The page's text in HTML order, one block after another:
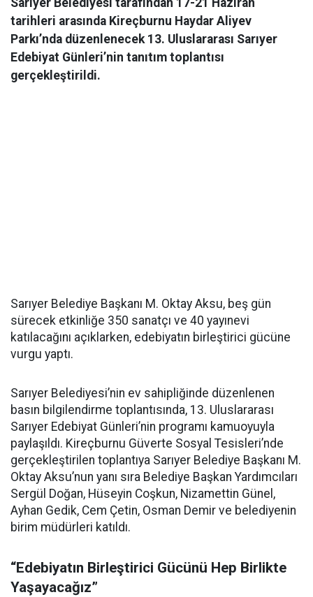
Sarıyer Belediyesi tarafından 17-21 Haziran
tarihleri arasında Kireçburnu Haydar Aliyev
Parkı’nda düzenlenecek 13. Uluslararası Sarıyer
Edebiyat Günleri’nin tanıtım toplantısı
gerçekleştirildi.
Sarıyer Belediye Başkanı M. Oktay Aksu, beş gün
sürecek etkinliğe 350 sanatçı ve 40 yayınevi
katılacağını açıklarken, edebiyatın birleştirici gücüne
vurgu yaptı.
Sarıyer Belediyesi’nin ev sahipliğinde düzenlenen
basın bilgilendirme toplantısında, 13. Uluslararası
Sarıyer Edebiyat Günleri’nin programı kamuoyuyla
paylaşıldı. Kireçburnu Güverte Sosyal Tesisleri’nde
gerçekleştirilen toplantıya Sarıyer Belediye Başkanı M.
Oktay Aksu’nun yanı sıra Belediye Başkan Yardımcıları
Sergül Doğan, Hüseyin Coşkun, Nizamettin Günel,
Ayhan Gedik, Cem Çetin, Osman Demir ve belediyenin
birim müdürleri katıldı.
“Edebiyatın Birleştirici Gücünü Hep Birlikte
Yaşayacağız”